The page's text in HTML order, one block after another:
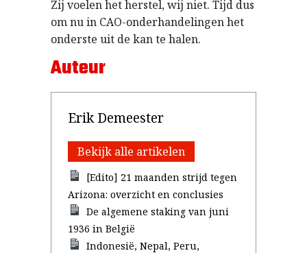
Zij voelen het herstel, wij niet. Tijd dus
om nu in CAO-onderhandelingen het
onderste uit de kan te halen.
Auteur
Erik Demeester
Bekijk alle artikelen
[Edito] 21 maanden strijd tegen
Arizona: overzicht en conclusies
De algemene staking van juni
1936 in België
Indonesië, Nepal, Peru,